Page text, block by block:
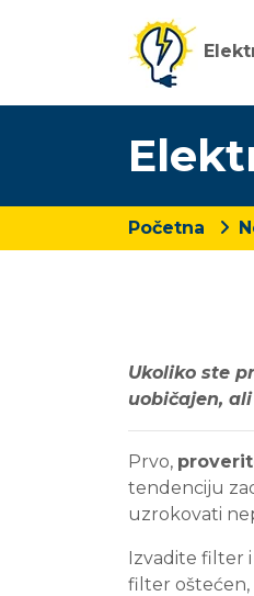
Početna
Ukoliko ste
uobičajen,
Prvo,
tendenciju
uzrokovati
Izvadite filter
filter oštećen,